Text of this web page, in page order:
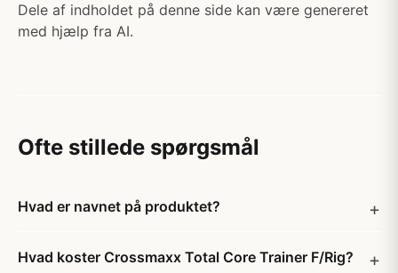
Dele af indholdet på denne side kan være genereret
med hjælp fra AI.
Ofte stillede spørgsmål
Hvad er navnet på produktet?
Hvad koster Crossmaxx Total Core Trainer F/Rig?